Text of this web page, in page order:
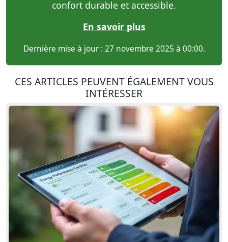
confort durable et accessible.
En savoir plus
Dernière mise à jour : 27 novembre 2025 à 00:00.
CES ARTICLES PEUVENT ÉGALEMENT VOUS
INTÉRESSER